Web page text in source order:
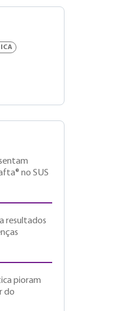
no SUS
resultados
pioram
do